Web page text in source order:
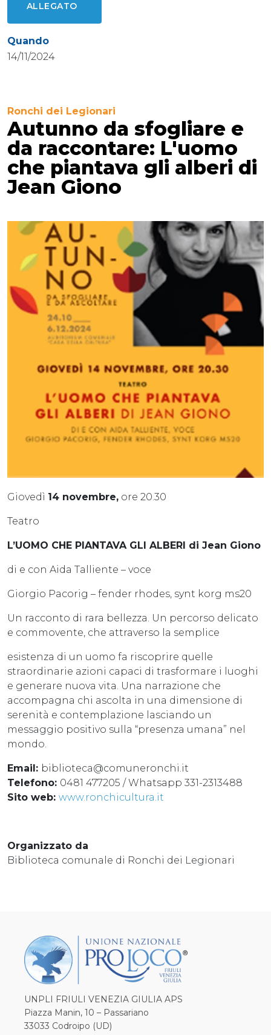
ALLEGATO
Quando
14/11/2024
Ronchi dei Legionari
Autunno da sfogliare e
da raccontare: L'uomo
che piantava gli alberi di
Jean Giono
Giovedì 14 novembre, ore 20.30
Teatro
L’UOMO CHE PIANTAVA GLI ALBERI di Jean Giono
di e con Aida Talliente – voce
Giorgio Pacorig – fender rhodes, synt korg ms20
Un racconto di rara bellezza. Un percorso delicato
e commovente, che attraverso la semplice
esistenza di un uomo fa riscoprire quelle
straordinarie azioni capaci di trasformare i luoghi
e generare nuova vita. Una narrazione che
accompagna chi ascolta in una dimensione di
serenità e contemplazione lasciando un
messaggio positivo sulla “presenza umana” nel
mondo.
Email: biblioteca@comuneronchi.it
Telefono: 0481 477205 / Whatsapp 331-2313488
Sito web: www.ronchicultura.it
Organizzato da
Biblioteca comunale di Ronchi dei Legionari
UNPLI FRIULI VENEZIA GIULIA APS
Piazza Manin, 10 – Passariano
33033 Codroipo (UD)